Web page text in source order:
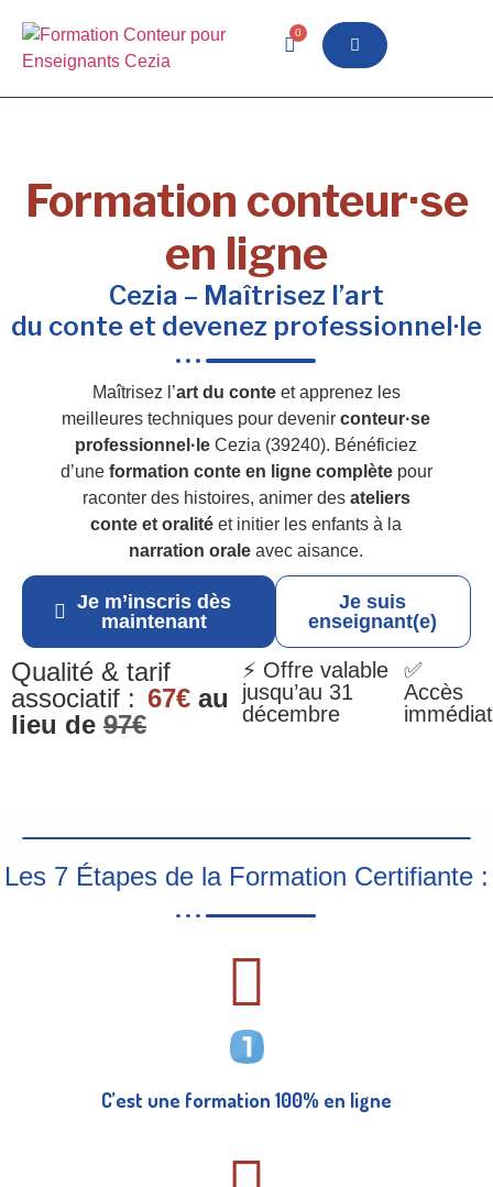
0
Formation conteur·se
en ligne
Cezia – Maîtrisez l’art
du conte et devenez professionnel·le
Maîtrisez l’art du conteet apprenez les
meilleures techniques pour devenirconteur·se
professionnel·le Cezia (39240). Bénéficiez
d’une formation conte en ligne complètepour
raconter des histoires, animer des ateliers
conte et oralité et initier les enfants à la
narration orale avec aisance.
Je m’inscris dès
maintenant
Je suis
enseignant(e)
Qualité & tarif
associatif : 67€ au
lieu de 97€
⚡ Offre valable
jusqu’au 31
décembre
✅
Accès
immédiat
Les 7 Étapes de la Formation Certifiante :
C’est une formation 100% en ligne